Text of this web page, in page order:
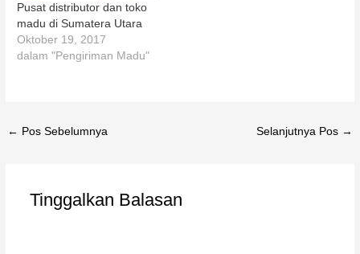
Pusat distributor dan toko
madu di Sumatera Utara
Oktober 19, 2017
dalam "Pengiriman Madu"
← Pos Sebelumnya Selanjutnya Pos →
Tinggalkan Balasan